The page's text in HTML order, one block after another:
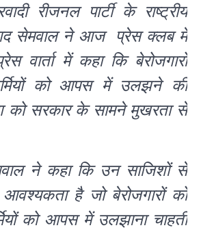
रीजनल पार्टी के राष्ट्रीय
सेमवाल ने आज प्रेस क्लब में
वार्ता में कहा कि बेरोजगारों
को आपस में उलझने की
को सरकार के सामने मुखरता से
ने कहा कि उन साजिशों से
है जो बेरोजगारों को
को आपस में उलझाना चाहती